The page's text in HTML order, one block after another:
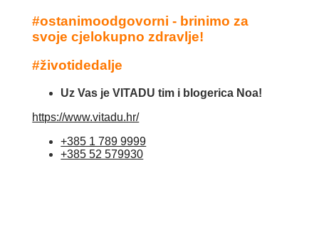
#ostanimoodgovorni - brinimo za
svoje cjelokupno zdravlje!
#životidedalje
Uz Vas je VITADU tim i blogerica Noa!
https://www.vitadu.hr/
+385 1 789 9999
+385 52 579930